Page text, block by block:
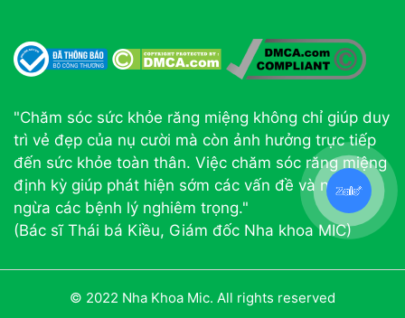
"Chăm sóc sức khỏe răng miệng không chỉ giúp duy
trì vẻ đẹp của nụ cười mà còn ảnh hưởng trực tiếp
đến sức khỏe toàn thân. Việc chăm sóc răng miệng
định kỳ giúp phát hiện sớm các vấn đề và ngăn
ngừa các bệnh lý nghiêm trọng."
(Bác sĩ Thái bá Kiều, Giám đốc Nha khoa MIC)
© 2022 Nha Khoa Mic. All rights reserved